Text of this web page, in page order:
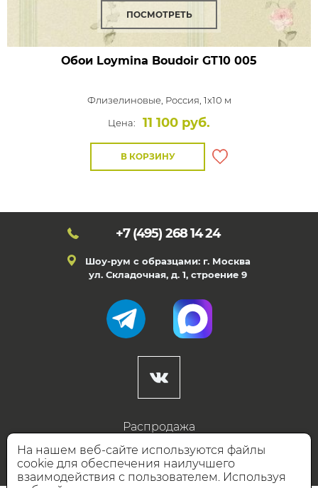
ПОСМОТРЕТЬ
Обои Loymina Boudoir GT10 005
Флизелиновые, Россия, 1x10 м
Цена:
11 100 руб.
В КОРЗИНУ
+7 (495) 268 14 24
Шоу-рум с образцами: г. Москва
ул. Складочная, д. 1, строение 9
Распродажа
Готовые дизайны
Дизайнерам
На нашем веб-сайте используются файлы
cookie для обеспечения наилучшего
взаимодействия с пользователем. Используя